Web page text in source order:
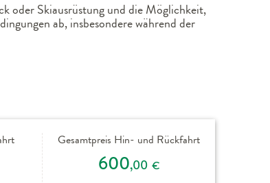
oder Skiausrüstung und die Möglichkeit,
ab, insbesondere während der
Gesamtpreis Hin- und Rückfahrt
600,00 €